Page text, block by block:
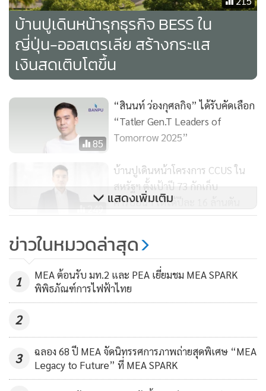
บ้านปูเดินหน้ารุกธุรกิจ BESS ใน
ญี่ปุ่น-ออสเตรเลีย สร้างกระแส
เงินสดเติบโตขึ้น
85
“สินนท์ ว่องกุศลกิจ” ได้รับคัดเลือก
“Tatler Gen.T Leaders of
Tomorrow 2025”
249
บ้านปูเดินหน้าโครงการ CCUS ใน
สหรัฐฯ ตั้งเป้าปี 73 กักเก็บ
คาร์บอนฯ ให้ได้ปีละ 16 ล้านตัน
58
ในอินโดนีเซีย ในงาน Indonesia
Investment & Trade Forum 2025
แสดงเพิ่มเติม
ข่าวในหมวดล่าสุด
1
MEA ต้อนรับ มท.2 และ PEA เยี่ยมชม MEA SPARK
พิพิธภัณฑ์การไฟฟ้าไทย
2
3
ฉลอง 68 ปี MEA จัดนิทรรศการภาพถ่ายสุดพิเศษ “MEA
Legacy to Future” ที่ MEA SPARK